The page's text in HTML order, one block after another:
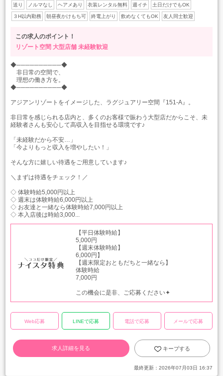
送り ノルマなし ヘアメあり 衣装レンタル無料 週イチ 土日だけでもOK
３H以内勤務 朝昼夜かけもち可 終電上がり 飲めなくてもOK 友人同士歓迎
この求人のポイント！
リゾート空間 大型店舗 未経験歓迎
◆──────────◆
非日常の空間で、
理想の働き方を。
◆──────────◆
アジアンリゾートをイメージした、ラグジュアリー空間『151-A』。
非日常を感じられる店内と、多くのお客様で賑わう大型店だからこそ、未
経験者さんも安心して高収入を目指せる環境です♪
「未経験だから不安…」
「今よりもっと収入を増やしたい！」
そんな方に嬉しい待遇をご用意しています♪
＼まずは待遇をチェック！／
◇ 体験時給5,000円以上
◇ 週末は体験時給6,000円以上
◇ お友達と一緒なら体験時給7,000円以上
◇ 本入店後は時給3,000...
【平日体験時給】
5,000円
【週末体験時給】
6,000円】
【週末限定おともだちと一緒なら】
体験時給
7,000円
この機会に是非、ご応募ください✦
Web応募 LINEで応募 電話で応募 メールで応募
求人詳細を見る キープする
最終更新： 2026年07月03日 16:37